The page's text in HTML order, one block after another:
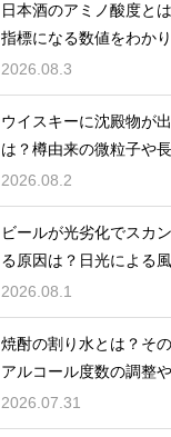
日本酒のアミノ酸度と
指標になる数値をわか
説
2026.08.3
ウイスキーに沈殿物が
は？樽由来の微粒子や
成分が析出するため
2026.08.2
ビールが光劣化でスカ
る原因は？日光による
解説
2026.08.1
焼酎の割り水とは？そ
アルコール度数の調整
やかにする効果を解説
2026.07.31